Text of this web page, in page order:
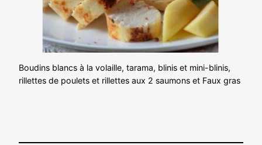
Boudins blancs à la volaille, tarama, blinis et mini-blinis,
rillettes de poulets et rillettes aux 2 saumons et Faux gras